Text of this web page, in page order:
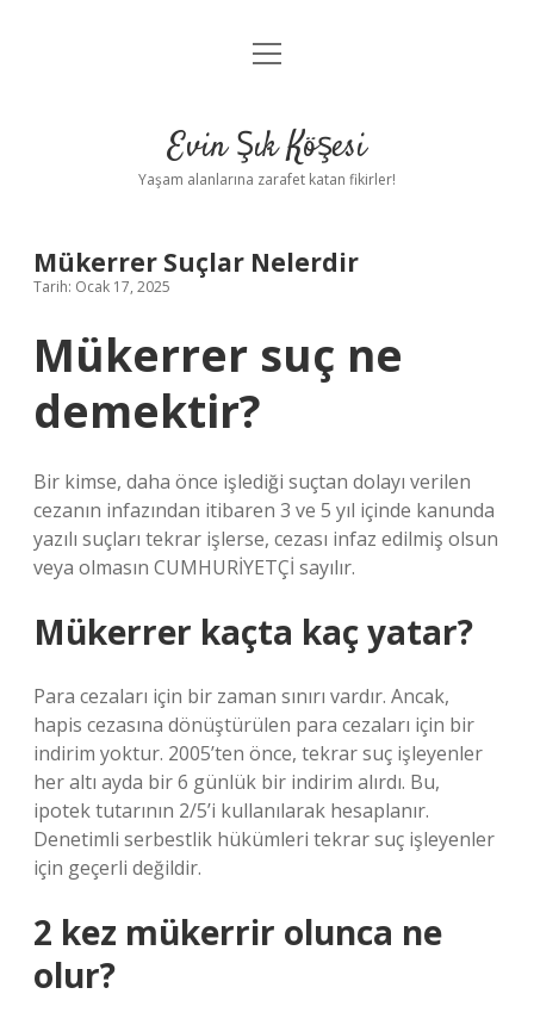
Anasayfa
Yasal Uyarı
menüyü
Evin Şık Köşesi
Yaşam alanlarına zarafet katan fikirler!
Mükerrer Suçlar Nelerdir
Tarih: Ocak 17, 2025
Mükerrer suç ne
demektir?
Bir kimse, daha önce işlediği suçtan dolayı verilen
cezanın infazından itibaren 3 ve 5 yıl içinde kanunda
yazılı suçları tekrar işlerse, cezası infaz edilmiş olsun
veya olmasın CUMHURİYETÇİ sayılır.
Mükerrer kaçta kaç yatar?
Para cezaları için bir zaman sınırı vardır. Ancak,
hapis cezasına dönüştürülen para cezaları için bir
indirim yoktur. 2005’ten önce, tekrar suç işleyenler
her altı ayda bir 6 günlük bir indirim alırdı. Bu,
ipotek tutarının 2/5’i kullanılarak hesaplanır.
Denetimli serbestlik hükümleri tekrar suç işleyenler
için geçerli değildir.
2 kez mükerrir olunca ne
olur?